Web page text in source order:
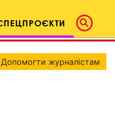
Допомогти журналістам